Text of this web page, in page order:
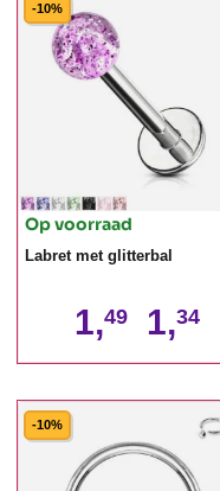
-10%
Op voorraad
Labret met glitterbal
1,49 1,34
-10%